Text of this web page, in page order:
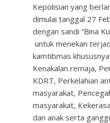
Kepolisian yang
dimulai tanggal 27
dengan sandi “Bina
untuk menekan
kamtibmas
Kenakalan remaja,
KDRT, Perkelahian
masyarakat,
masyarakat,
dan anak serta